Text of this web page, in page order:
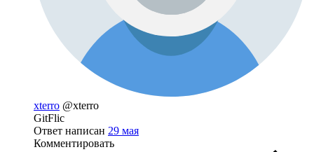
xterro @xterro
GitFlic
Ответ написан 29 мая
Комментировать